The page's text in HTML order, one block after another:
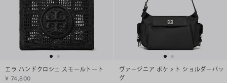
エラ ハンドクロシェ スモールトート
¥ 74,800
ヴァージニア ポケット ショルダーバッ
グ